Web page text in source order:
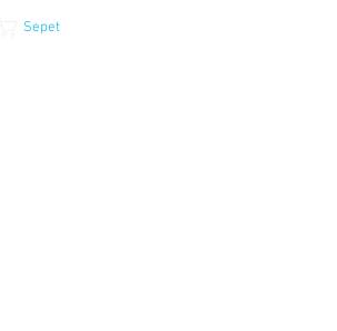
Sepet